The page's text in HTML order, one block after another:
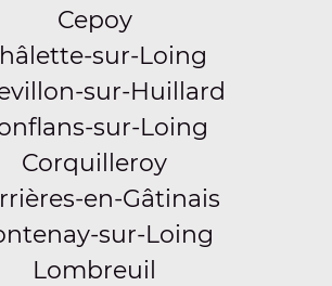
Cepoy
sur-Loing
sur-Huillard
sur-Loing
Corquilleroy
en-Gâtinais
sur-Loing
Lombreuil